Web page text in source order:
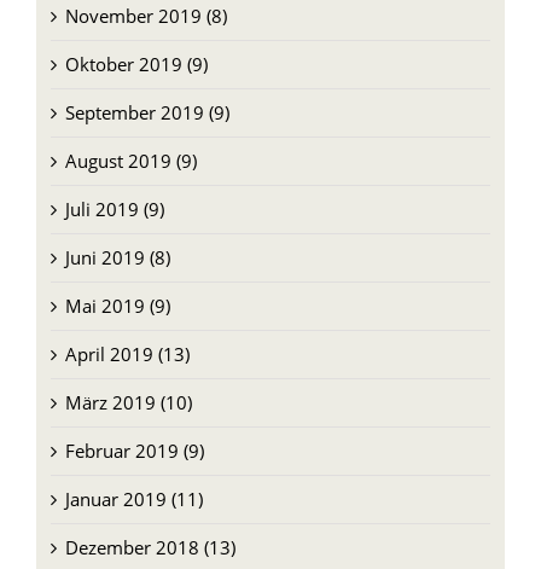
November 2019 (8)
Oktober 2019 (9)
September 2019 (9)
August 2019 (9)
Juli 2019 (9)
Juni 2019 (8)
Mai 2019 (9)
April 2019 (13)
März 2019 (10)
Februar 2019 (9)
Januar 2019 (11)
Dezember 2018 (13)